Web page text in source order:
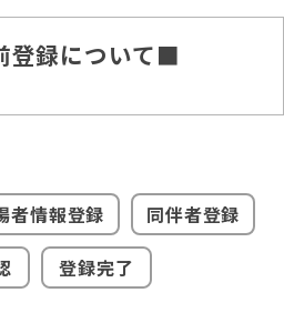
登録について■
者情報登録
同伴者登録
登録完了